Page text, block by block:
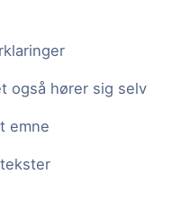
også hører sig selv
emne